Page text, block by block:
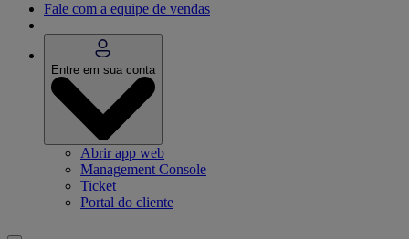
Fale com a equipe de vendas
Entre em sua conta
Abrir app web
Management Console
Ticket
Portal do cliente